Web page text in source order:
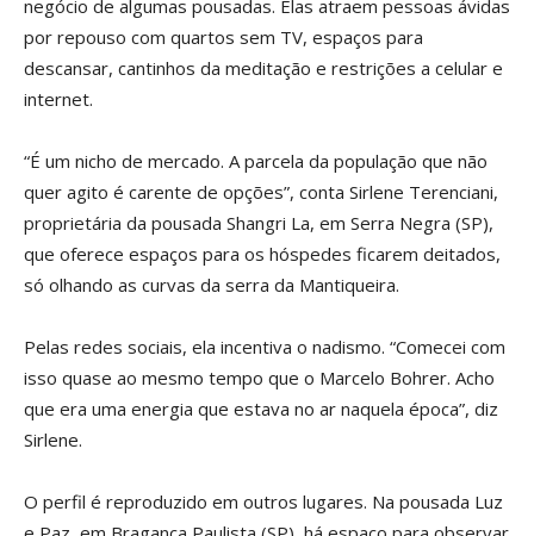
negócio de algumas pousadas. Elas atraem pessoas ávidas
por repouso com quartos sem TV, espaços para
descansar, cantinhos da meditação e restrições a celular e
internet.
“É um nicho de mercado. A parcela da população que não
quer agito é carente de opções”, conta Sirlene Terenciani,
proprietária da pousada Shangri La, em Serra Negra (SP),
que oferece espaços para os hóspedes ficarem deitados,
só olhando as curvas da serra da Mantiqueira.
Pelas redes sociais, ela incentiva o nadismo. “Comecei com
isso quase ao mesmo tempo que o Marcelo Bohrer. Acho
que era uma energia que estava no ar naquela época”, diz
Sirlene.
O perfil é reproduzido em outros lugares. Na pousada Luz